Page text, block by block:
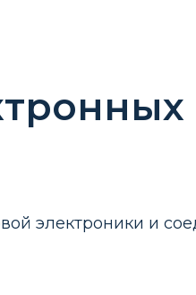
электроники и